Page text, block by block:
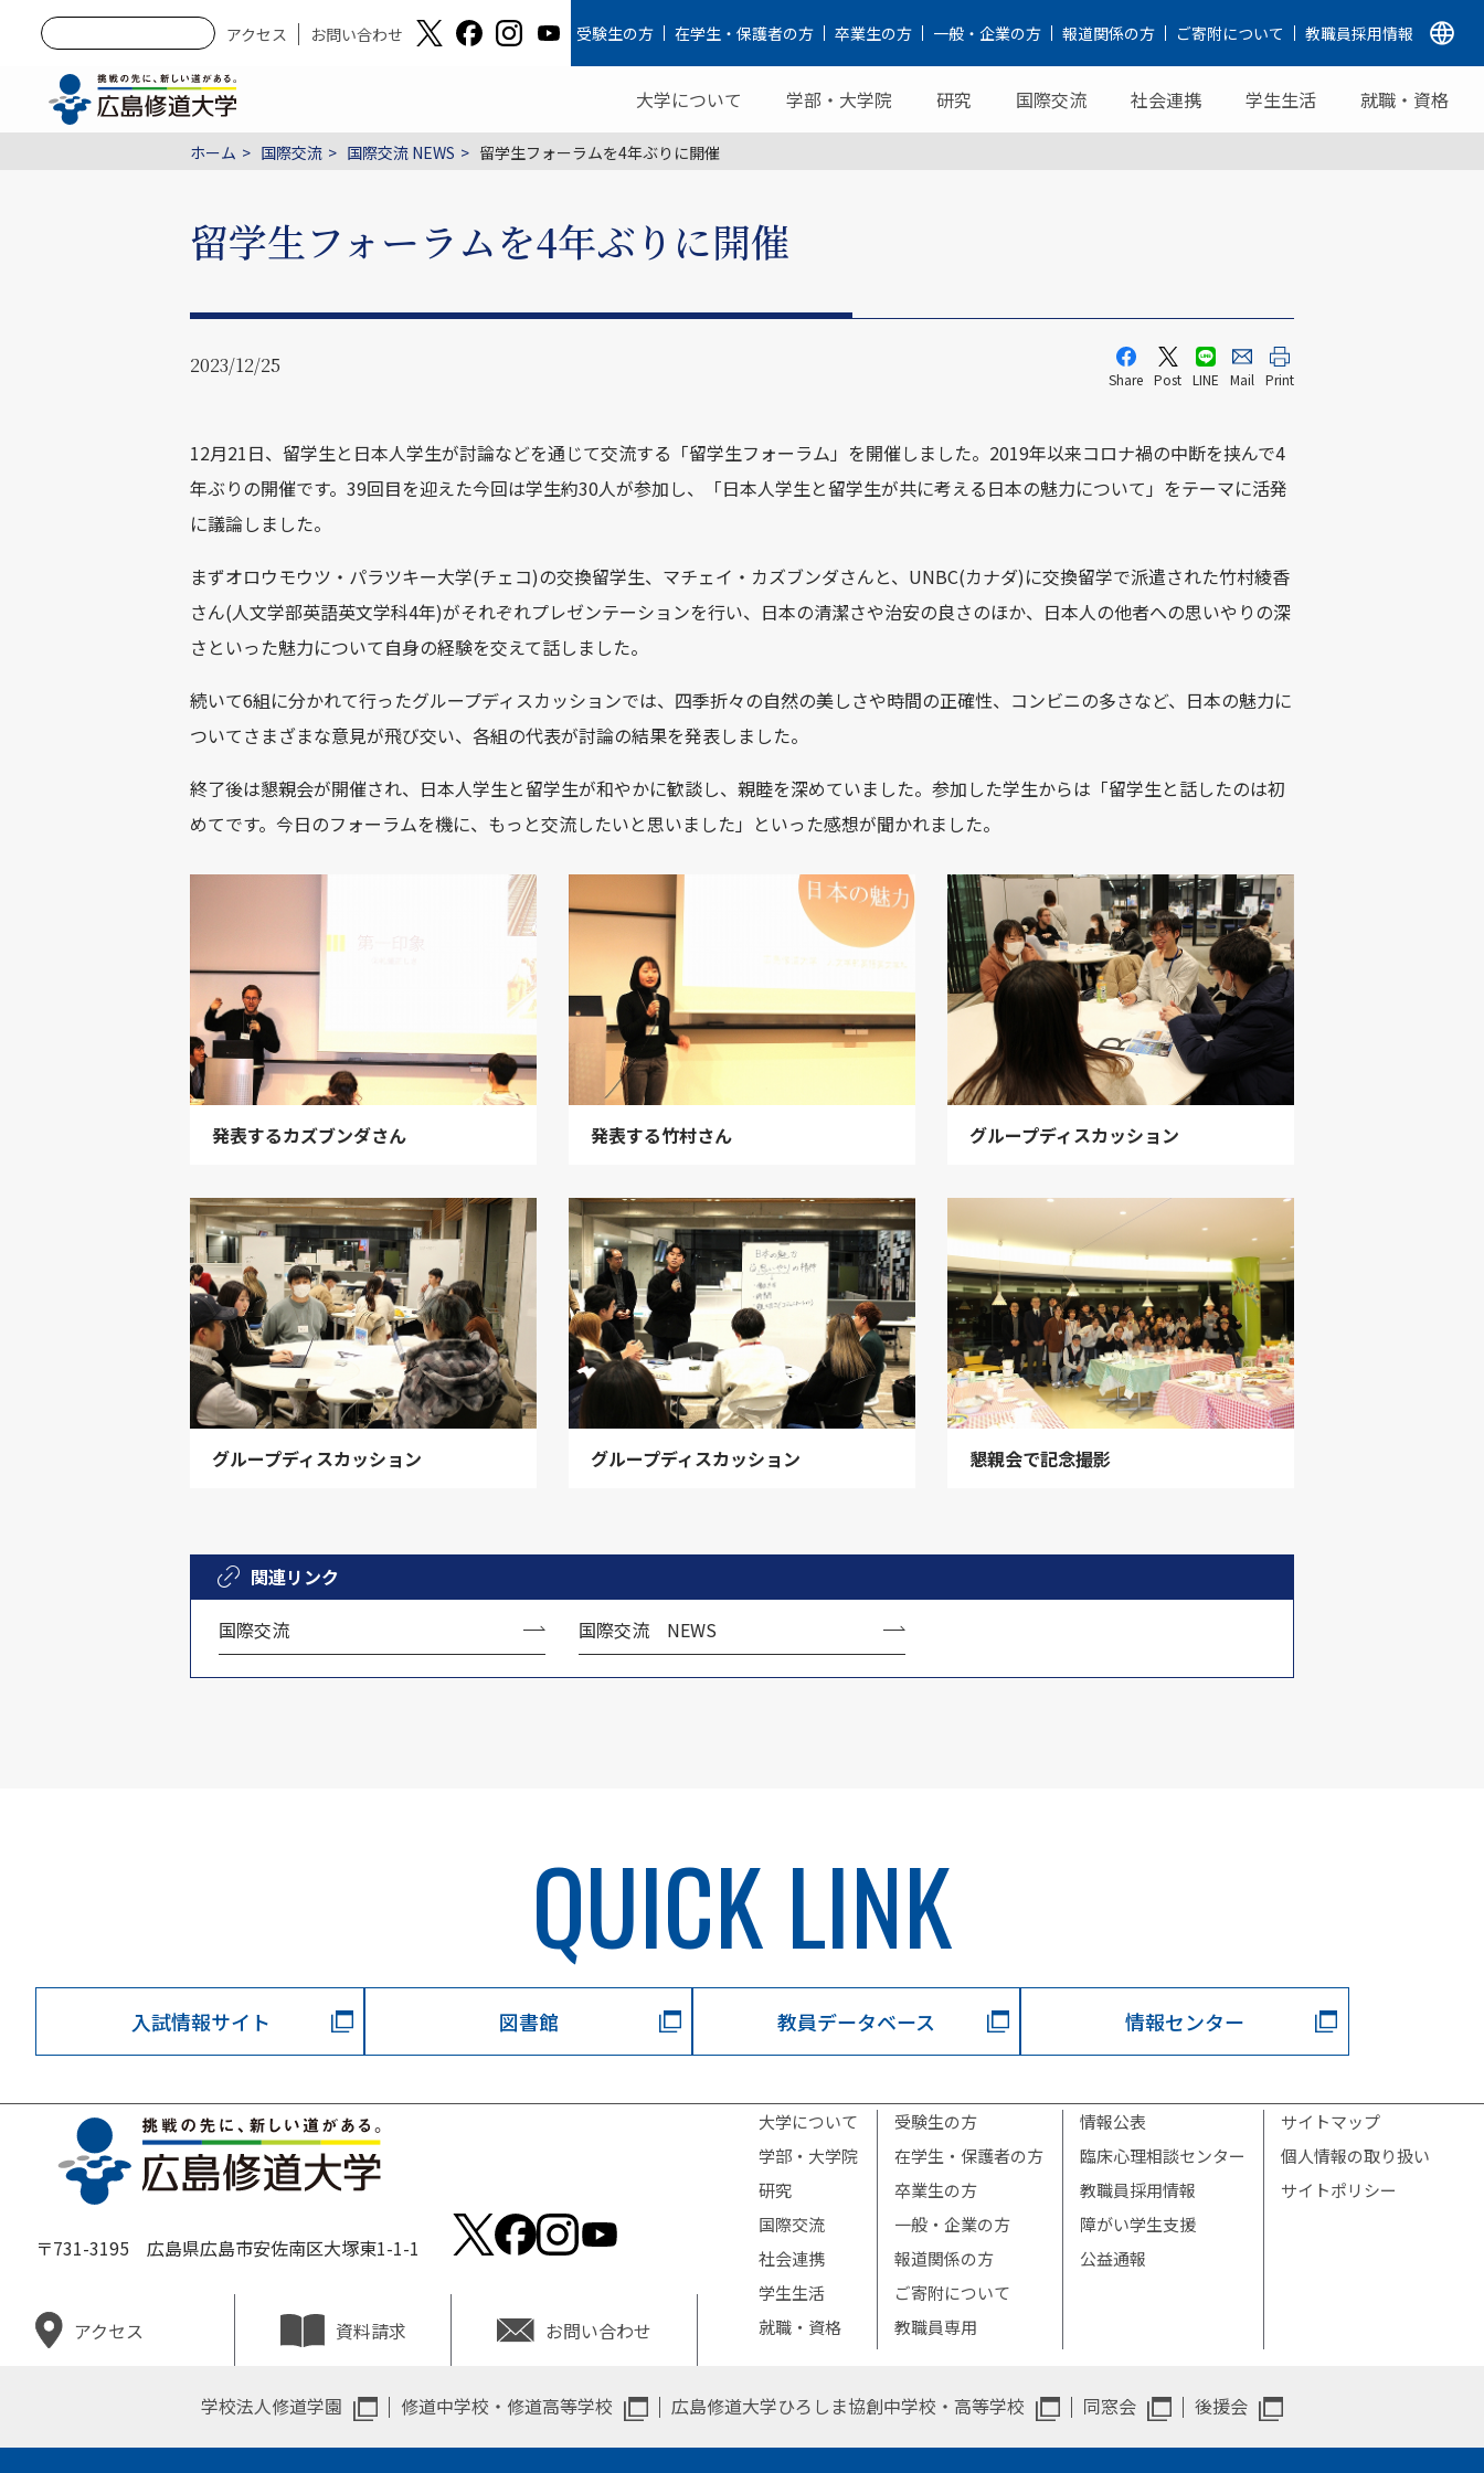
アクセス お問い合わせ 受験生の方 在学生・保護者の方 卒業生の方 一般・企業の方 報道関係の方 ご寄附について 教職員採用情報
大学について 学部・大学院 研究 国際交流 社会連携 学生生活 就職・資格
ホーム 国際交流 国際交流 NEWS 留学生フォーラムを4年ぶりに開催
留学生フォーラムを4年ぶりに開催
Share Post LINE Mail Print
2023/12/25
12月21日、留学生と日本人学生が討論などを通じて交流する「留学生フォーラム」を開催しました。 2019年以来コロナ禍の中断を挟んで4
年ぶりの開催です。 39回目を迎えた今回は学生約30人が参加し、「日本人学生と留学生が共に考える日本の魅力について」をテーマに活発
に議論しました。
まずオロウモウツ・パラツキー大学(チェコ)の交換留学生、マチェイ・カズブンダさんと、 UNBC(カナダ)に交換留学で派遣された竹村綾香
さん(人文学部英語英文学科4年)がそれぞれプレゼンテーションを行い、日本の清潔さや治安の良さのほか、日本人の他者への思いやりの深
さといった魅力について自身の経験を交えて話しました。
続いて6組に分かれて行ったグループディスカッションでは、四季折々の自然の美しさや時間の正確性、コンビニの多さなど、日本の魅力に
ついてさまざまな意見が飛び交い、各組の代表が討論の結果を発表しました。
終了後は懇親会が開催され、日本人学生と留学生が和やかに歓談し、親睦を深めていました。参加した学生からは「留学生と話したのは初
めてです。今日のフォーラムを機に、もっと交流したいと思いました」といった感想が聞かれました。
発表するカズブンダさん 発表する竹村さん グループディスカッション
グループディスカッション グループディスカッション 懇親会で記念撮影
関連リンク
国際交流
国際交流 NEWS
QUICK LINK
入試情報サイト 図書館 教員データベース 情報センター
〒731-3195 広島県広島市安佐南区大塚東1-1-1
アクセス 資料請求 お問い合わせ
大学について
学部・大学院
研究
国際交流
社会連携
学生生活
就職・資格
受験生の方
在学生・保護者の方
卒業生の方
一般・企業の方
報道関係の方
ご寄附について
教職員専用
情報公表
臨床心理相談センター
教職員採用情報
障がい学生支援
公益通報
サイトマップ
個人情報の取り扱い
サイトポリシー
学校法人修道学園 修道中学校・修道高等学校 広島修道大学ひろしま協創中学校・高等学校 同窓会 後援会